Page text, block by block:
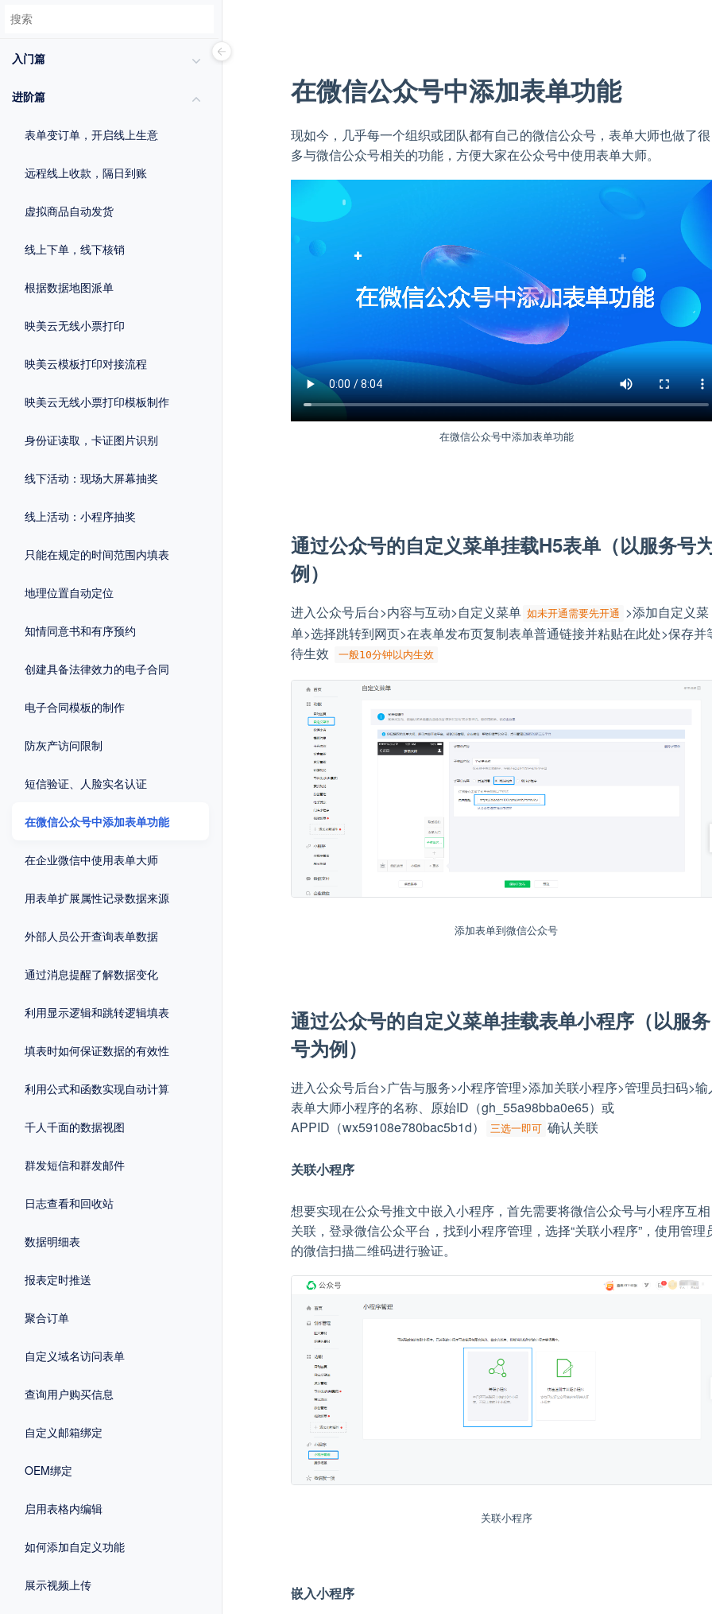
入门篇
进阶篇
表单变订单，开启线上生意
远程线上收款，隔日到账
虚拟商品自动发货
线上下单，线下核销
根据数据地图派单
映美云无线小票打印
映美云模板打印对接流程
映美云无线小票打印模板制作
身份证读取，卡证图片识别
线下活动：现场大屏幕抽奖
线上活动：小程序抽奖
只能在规定的时间范围内填表
地理位置自动定位
知情同意书和有序预约
创建具备法律效力的电子合同
电子合同模板的制作
防灰产访问限制
短信验证、人脸实名认证
在微信公众号中添加表单功能
在企业微信中使用表单大师
用表单扩展属性记录数据来源
外部人员公开查询表单数据
通过消息提醒了解数据变化
利用显示逻辑和跳转逻辑填表
填表时如何保证数据的有效性
利用公式和函数实现自动计算
千人千面的数据视图
群发短信和群发邮件
日志查看和回收站
数据明细表
报表定时推送
聚合订单
自定义域名访问表单
查询用户购买信息
自定义邮箱绑定
OEM绑定
启用表格内编辑
如何添加自定义功能
展示视频上传
在微信公众号中添加表单功能
现如今，几乎每一个组织或团队都有自己的微信公众号，表单大师也做了很
多与微信公众号相关的功能，方便大家在公众号中使用表单大师。
在微信公众号中添加表单功能
通过公众号的自定义菜单挂载H5表单（以服务号
例）
进入公众号后台>内容与互动>自定义菜单 如未开通需要先开通 >添加自定义菜
单>选择跳转到网页>在表单发布页复制表单普通链接并粘贴在此处>保存并
待生效
一般10分钟以内生效
添加表单到微信公众号
通过公众号的自定义菜单挂载表单小程序（以服务
号为例）
进入公众号后台>广告与服务>小程序管理>添加关联小程序>管理员扫码>输
表单大师小程序的名称、原始ID（gh_55a98bba0e65）或
APPID（wx59108e780bac5b1d）
三选一即可 确认关联
关联小程序
想要实现在公众号推文中嵌入小程序，首先需要将微信公众号与小程序互相
关联，登录微信公众平台，找到小程序管理，选择“关联小程序”，使用管理
的微信扫描二维码进行验证。
关联小程序
嵌入小程序